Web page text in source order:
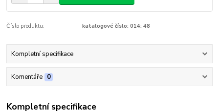
Číslo produktu: katalogové číslo: 014: 48
Kompletní specifikace
Komentáře 0
Kompletní specifikace